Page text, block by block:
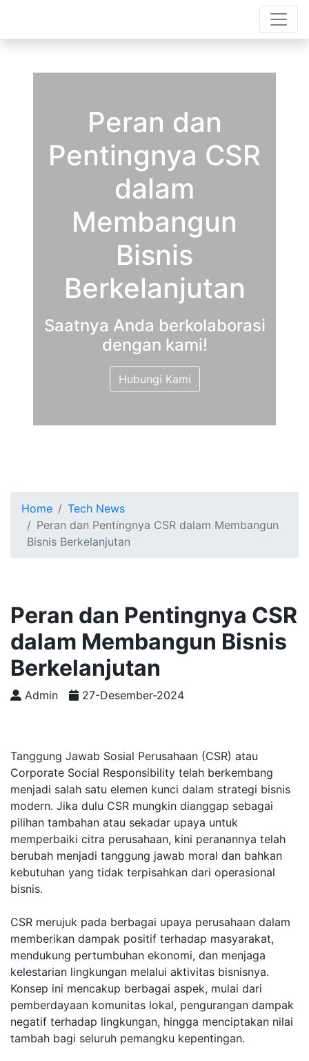
Peran dan
Pentingnya CSR
dalam
Membangun
Bisnis
Berkelanjutan
Saatnya Anda berkolaborasi
dengan kami!
Hubungi Kami
Home
Tech News
Peran dan Pentingnya CSR dalam Membangun
Bisnis Berkelanjutan
Peran dan Pentingnya CSR
dalam Membangun Bisnis
Berkelanjutan
Admin 27-Desember-2024
Tanggung Jawab Sosial Perusahaan (CSR) atau
Corporate Social Responsibility telah berkembang
menjadi salah satu elemen kunci dalam strategi bisnis
modern. Jika dulu CSR mungkin dianggap sebagai
pilihan tambahan atau sekadar upaya untuk
memperbaiki citra perusahaan, kini peranannya telah
berubah menjadi tanggung jawab moral dan bahkan
kebutuhan yang tidak terpisahkan dari operasional
bisnis.
CSR merujuk pada berbagai upaya perusahaan dalam
memberikan dampak positif terhadap masyarakat,
mendukung pertumbuhan ekonomi, dan menjaga
kelestarian lingkungan melalui aktivitas bisnisnya.
Konsep ini mencakup berbagai aspek, mulai dari
pemberdayaan komunitas lokal, pengurangan dampak
negatif terhadap lingkungan, hingga menciptakan nilai
tambah bagi seluruh pemangku kepentingan.